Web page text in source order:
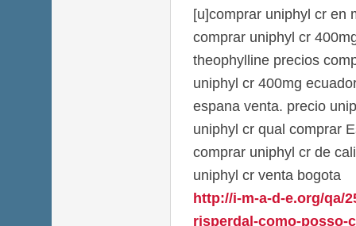
[u]comprar uniphyl cr en
comprar uniphyl cr
theophylline precios
uniphyl cr 400mg
espana venta. precio
uniphyl cr qual comprar
comprar uniphyl cr de
uniphyl cr venta bogota
http://i-m-a-d-e.org/qa/
risperdal-como-posso-